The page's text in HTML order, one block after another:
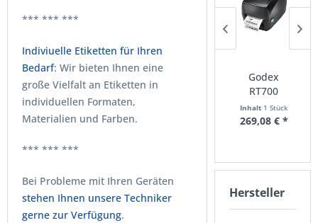
*** *** ***
Indiviuelle Etiketten für Ihren
Bedarf: Wir bieten Ihnen eine
große Vielfalt an Etiketten in
individuellen Formaten,
Materialien und Farben.
*** *** ***
Bei Probleme mit Ihren Geräten
stehen Ihnen unsere Techniker
gerne zur Verfügung.
RT700i Pro
Godex
RT700
Etikettendrucker
Inhalt 1 Stück
269,08 € *
Hersteller